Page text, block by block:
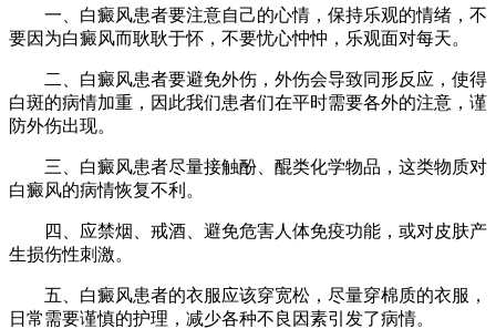
一、白癜风患者要注意自己的心情，保持乐观的情绪，不
要因为白癜风而耿耿于怀，不要忧心忡忡，乐观面对每天。
二、白癜风患者要避免外伤，外伤会导致同形反应，使得
白斑的病情加重，因此我们患者们在平时需要各外的注意，谨
防外伤出现。
三、白癜风患者尽量接触酚、醌类化学物品，这类物质对
白癜风的病情恢复不利。
四、应禁烟、戒酒、避免危害人体免疫功能，或对皮肤产
生损伤性刺激。
五、白癜风患者的衣服应该穿宽松，尽量穿棉质的衣服，
日常需要谨慎的护理，减少各种不良因素引发了病情。